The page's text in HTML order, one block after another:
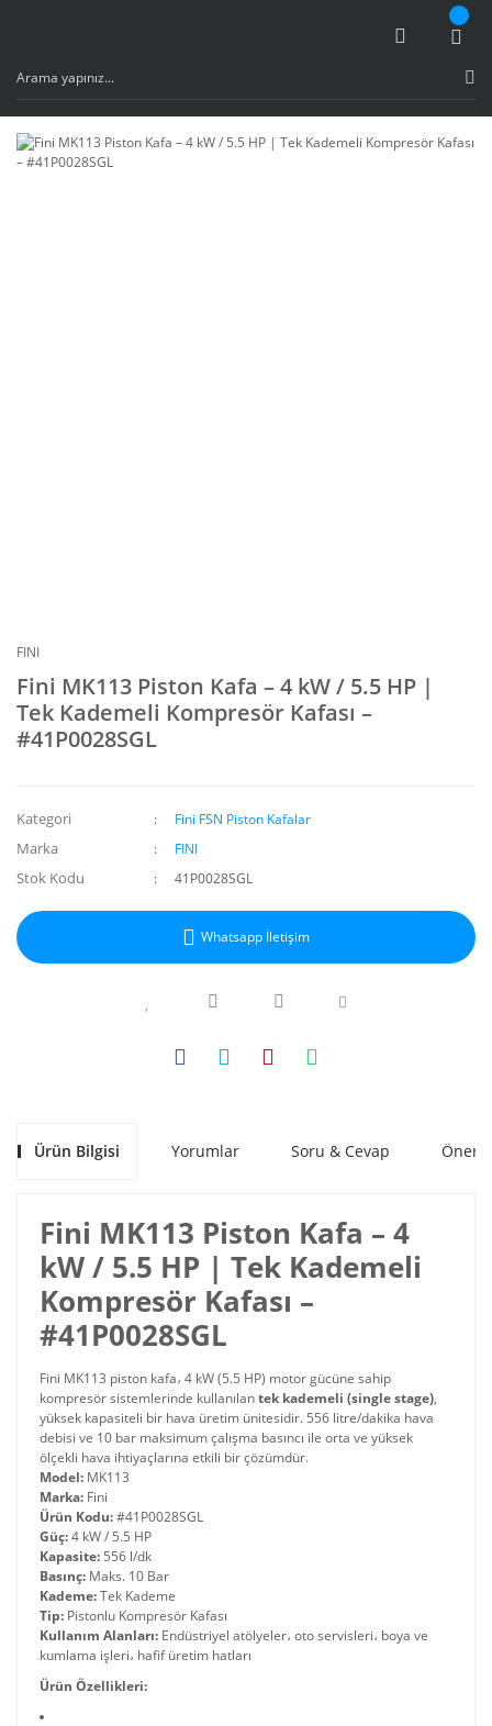
FINI
Fini MK113 Piston Kafa – 4 kW / 5.5 HP |
Tek Kademeli Kompresör Kafası –
#41P0028SGL
Kategori Fini FSN Piston Kafalar
Marka FINI
Stok Kodu 41P0028SGL
Whatsapp İletişim
Ürün Bilgisi Yorumlar Soru & Cevap
Fini MK113 Piston Kafa – 4
kW / 5.5 HP | Tek Kademeli
Kompresör Kafası –
#41P0028SGL
Fini MK113 piston kafa، 4 kW (5.5 HP) motor gücüne sahip
kompresör sistemlerinde kullanılantek kademeli (single stage),
yüksek kapasiteli bir hava üretim ünitesidir. 556 litre/dakika hava
debisi ve 10 bar maksimum çalışma basıncı ile orta ve yüksek
ölçekli hava ihtiyaçlarına etkili bir çözümdür.
Model: MK113
Marka: Fini
Ürün Kodu:#41P0028SGL
Güç:4 kW / 5.5 HP
Kapasite: 556 l/dk
Basınç: Maks. 10 Bar
Kademe:Tek Kademe
Tip: Pistonlu Kompresör Kafası
Kullanım Alanları: Endüstriyel atölyeler، oto servisleri، boya ve
kumlama işleri، hafif üretim hatları
Ürün Özellikleri: